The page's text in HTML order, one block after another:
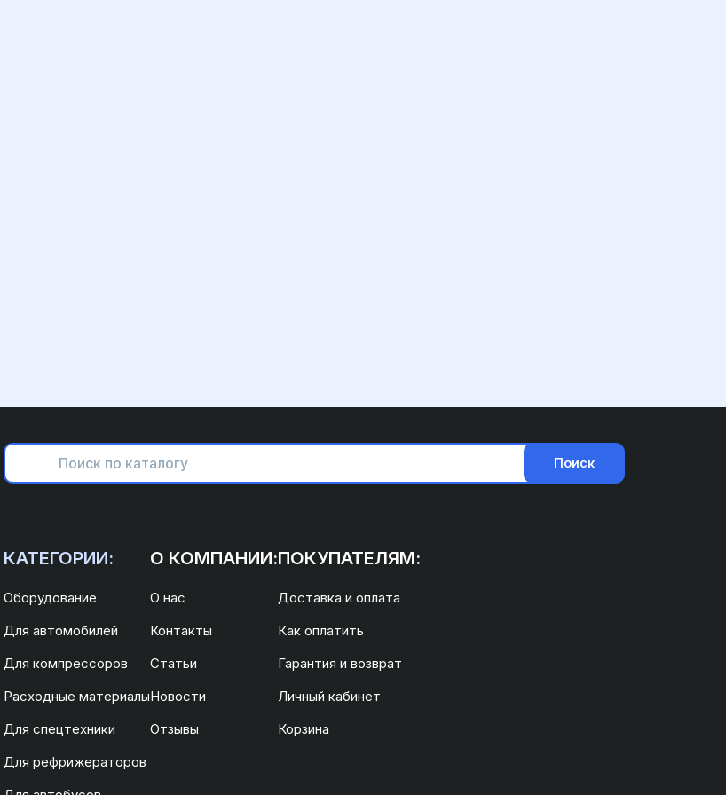
Поиск
КАТЕГОРИИ:
Оборудование
Для автомобилей
Для компрессоров
Расходные материалы
Для спецтехники
Для рефрижераторов
О КОМПАНИИ:
О нас
Контакты
Статьи
Новости
Отзывы
ПОКУПАТЕЛЯМ:
Доставка и оплата
Как оплатить
Гарантия и возврат
Личный кабинет
Корзина